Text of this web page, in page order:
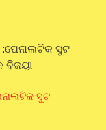
ସୁଟ